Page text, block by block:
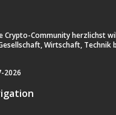
Crypto-Community herzlichst
Wirtschaft, Technik
2026